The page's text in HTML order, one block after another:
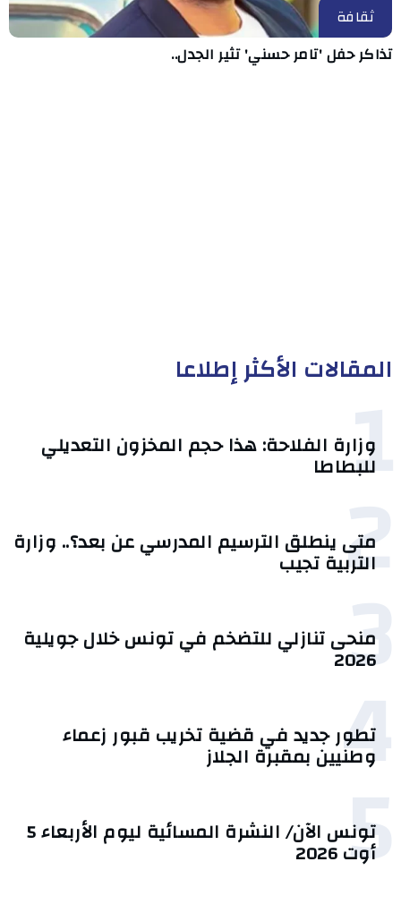
ثقافة
تذاكر حفل 'تامر حسني' تثير الجدل..
المقالات الأكثر إطلاعا
1
وزارة الفلاحة: هذا حجم المخزون التعديلي
للبطاطا
2
متى ينطلق الترسيم المدرسي عن بعد؟.. وزارة
التربية تجيب
3 منحى تنازلي ‎للتضخم في تونس خلال جويلية
2026‎
4
تطور جديد في قضية تخريب قبور زعماء
وطنيين بمقبرة الجلاز
5 تونس الآن/ النشرة المسائية ليوم الأربعاء 5
أوت 2026